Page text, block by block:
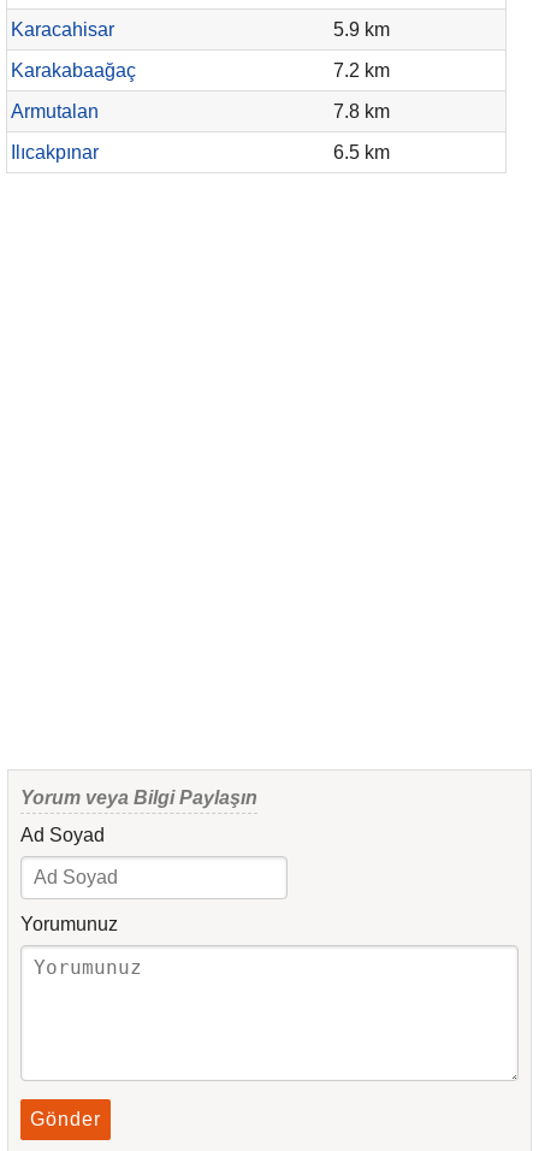
Karacahisar
5.9 km
Karakabaağaç
7.2 km
Armutalan
7.8 km
Ilıcakpınar
6.5 km
Yorum veya Bilgi Paylaşın
Ad Soyad
Yorumunuz
Gönder